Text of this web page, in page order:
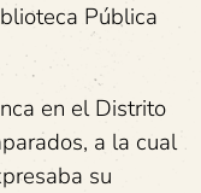
Pública
en el Distrito
a la cual
su